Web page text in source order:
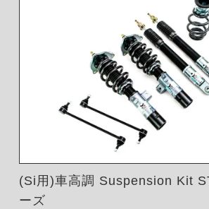
(Si用)車高調 Suspension Kit
ーズ